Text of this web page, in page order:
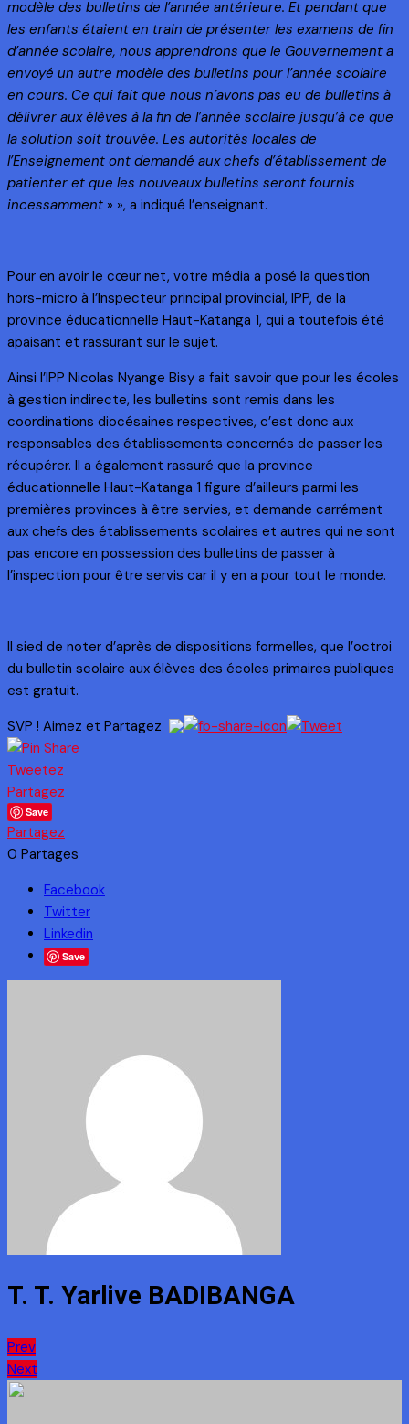
modèle des bulletins de l’année antérieure. Et pendant que
les enfants étaient en train de présenter les examens de fin
d’année scolaire, nous apprendrons que le Gouvernement a
envoyé un autre modèle des bulletins pour l’année scolaire
en cours. Ce qui fait que nous n’avons pas eu de bulletins à
délivrer aux élèves à la fin de l’année scolaire jusqu’à ce que
la solution soit trouvée. Les autorités locales de
l’Enseignement ont demandé aux chefs d’établissement de
patienter et que les nouveaux bulletins seront fournis
incessamment » », a indiqué l’enseignant.
Pour en avoir le cœur net, votre média a posé la question
hors-micro à l’Inspecteur principal provincial, IPP, de la
province éducationnelle Haut-Katanga 1, qui a toutefois été
apaisant et rassurant sur le sujet.
Ainsi l’IPP Nicolas Nyange Bisy a fait savoir que pour les écoles
à gestion indirecte, les bulletins sont remis dans les
coordinations diocésaines respectives, c’est donc aux
responsables des établissements concernés de passer les
récupérer. Il a également rassuré que la province
éducationnelle Haut-Katanga 1 figure d’ailleurs parmi les
premières provinces à être servies, et demande carrément
aux chefs des établissements scolaires et autres qui ne sont
pas encore en possession des bulletins de passer à
l’inspection pour être servis car il y en a pour tout le monde.
Il sied de noter d’après de dispositions formelles, que l’octroi
du bulletin scolaire aux élèves des écoles primaires publiques
est gratuit.
SVP ! Aimez et Partagez
Tweetez
Partagez
Save
Partagez
0 Partages
Facebook
Twitter
Linkedin
Save
T. T. Yarlive BADIBANGA
Navigation
de
Prev
Next